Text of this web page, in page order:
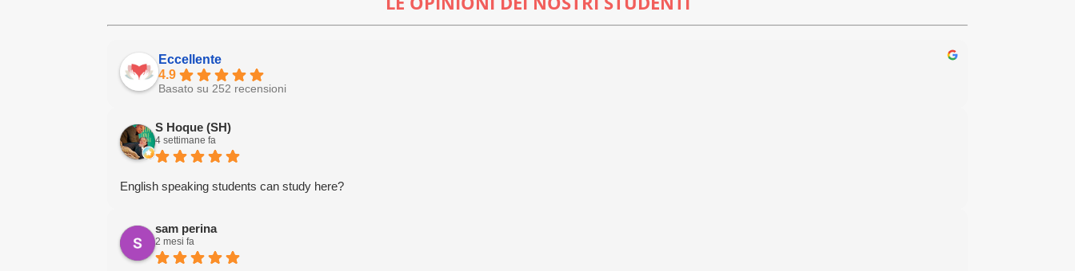
Eccellente
4.9
Basato su 252 recensioni
S Hoque (SH)
4 settimane fa
English speaking students can study here?
sam perina
2 mesi fa